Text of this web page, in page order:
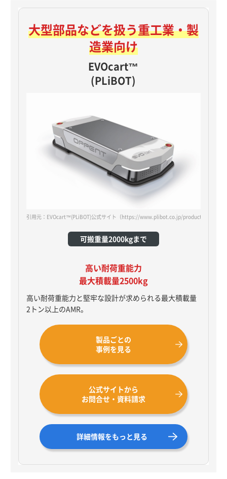
大型部品などを扱う重工業・製
造業向け
EVOcart™
(PLiBOT)
引用元：EVOcart™(PLiBOT)公式サイト （https://www.plibot.co.jp/products/
可搬重量2000kgまで
高い耐荷重能力
最大積載量2500kg
高い耐荷重能力と堅牢な設計が求められる最大積載量
2トン以上のAMR。
製品ごとの
事例を見る
公式サイトから
お問合せ・資料請求
詳細情報をもっと見る